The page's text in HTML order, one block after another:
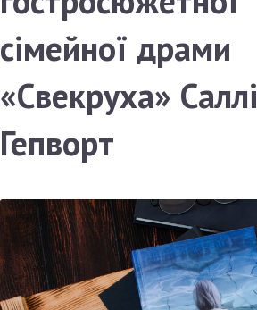
сімейної драми
«Свекруха» Саллі
Гепворт